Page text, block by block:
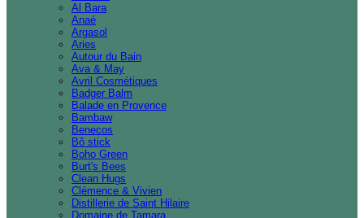
Al Bara
Anaé
Argasol
Aries
Autour du Bain
Ava & May
Avril Cosmétiques
Badger Balm
Balade en Provence
Bambaw
Benecos
Bô stick
Boho Green
Burt's Bees
Clean Hugs
Clémence & Vivien
Distillerie de Saint Hilaire
Domaine de Tamara